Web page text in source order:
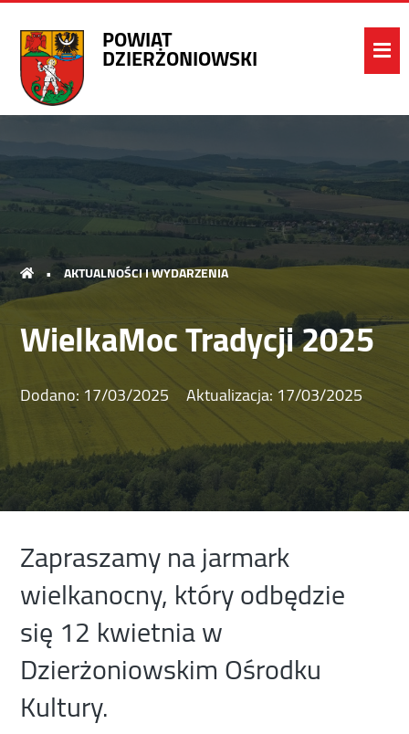
POWIAT
DZIERŻONIOWSKI
• AKTUALNOŚCI I WYDARZENIA
WielkaMoc Tradycji 2025
Dodano: 17/03/2025 Aktualizacja: 17/03/2025
Zapraszamy na jarmark
wielkanocny, który odbędzie
się 12 kwietnia w
Dzierżoniowskim Ośrodku
Kultury.